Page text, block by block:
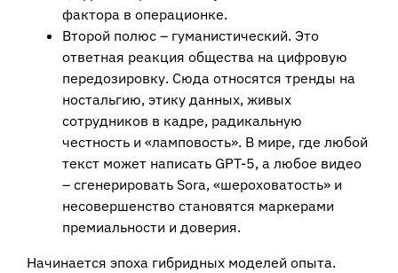
фактора в операционке.
Второй полюс – гуманистический. Это
ответная реакция общества на цифровую
передозировку. Сюда относятся тренды на
ностальгию, этику данных, живых
сотрудников в кадре, радикальную
честность и «ламповость». В мире, где любой
текст может написать GPT-5, а любое видео
– сгенерировать Sora, «шероховатость» и
несовершенство становятся маркерами
премиальности и доверия.
Начинается эпоха гибридных моделей опыта.